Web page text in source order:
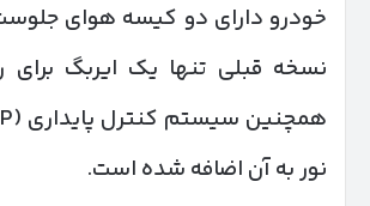
خودرو دارای دو کیسه هوای
نسخه قبلی تنها یک ایربگ برای
نور به آن اضافه شده است.